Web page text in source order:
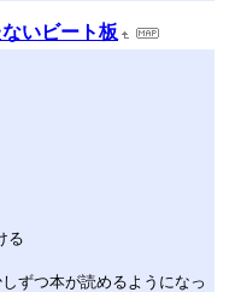
ないビート板
る
ずつ本が読めるようになっ